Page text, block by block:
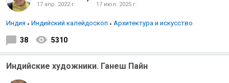
17 апр. 2022 г. 17 июл. 2025 г.
Индия Индийский калейдоскоп Архитектура и искусство
38 5310
Индийские художники. Ганеш Пайн